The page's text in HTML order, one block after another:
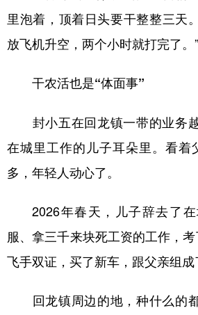
里泡着，顶着日头要干整整三天
放飞机升空，两个小时就打完了。”
干农活也是“体面事”
封小五在回龙镇一带的业务
在城里工作的儿子耳朵里。看着
多，年轻人动心了。
2026年春天，儿子辞去了在
服、拿三千来块死工资的工作，
飞手双证，买了新车，跟父亲组成
回龙镇周边的地，种什么的